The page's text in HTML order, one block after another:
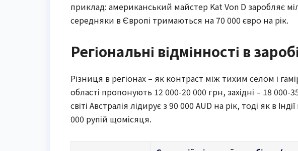
приклад: американський майстер Kat Von D заробляє
середняки в Європі тримаються на 70 000 євро на рік.
Регіональні відмінності в
Різниця в регіонах – як контраст між тихим селом і
області пропонують 12 000-20 000 грн, західні – 18
світі Австралія лідирує з 90 000 AUD на рік, тоді як в
000 рупій щомісяця.